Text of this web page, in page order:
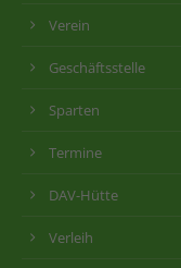
Verein
Geschäftsstelle
Sparten
Termine
DAV-Hütte
Verleih